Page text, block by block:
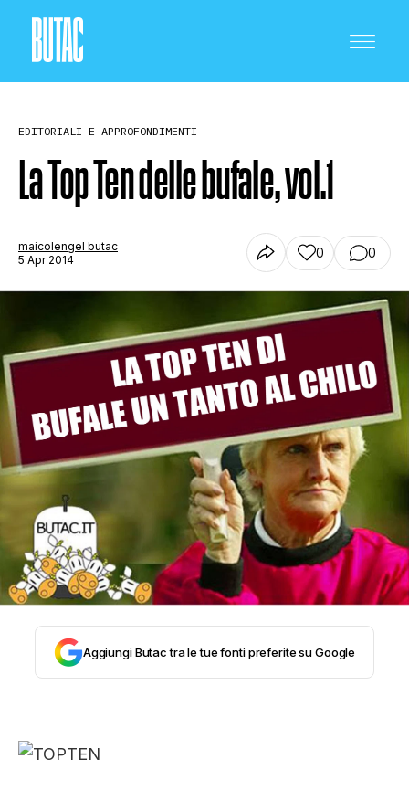
SCIENZA E TECNOLOGIA
SALUTE E MEDICINA
STORIA E CITAZIONI
INTRATTENIMENTO
COMPLOTTI, LEGGENDE URBANE ED
EVERGREEN
TRUFFE E SOCIAL NETWORK
EDITORIALI E APPROFONDIMENTI
La Top Ten delle bufale, vol.1
maicolengel butac
5 Apr 2014
0 0
Aggiungi Butac tra le tue fonti preferite su Google